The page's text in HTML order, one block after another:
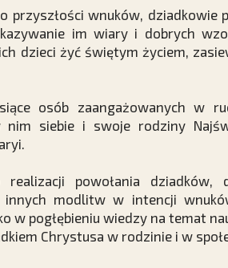
przyszłości wnuków, dziadkowie
im wiary i dobrych
dzieci żyć świętym życiem,
osób zaangażowanych w
nim siebie i swoje rodziny
powołania dziadków,
innych modlitw w intencji
w pogłębieniu wiedzy na temat
Chrystusa w rodzinie i w